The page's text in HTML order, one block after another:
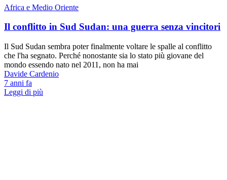
Africa e Medio Oriente
Il conflitto in Sud Sudan: una guerra senza vincitori
Il Sud Sudan sembra poter finalmente voltare le spalle al conflitto
che l'ha segnato. Perché nonostante sia lo stato più giovane del
mondo essendo nato nel 2011, non ha mai
Davide Cardenio
7 anni fa
Leggi di più